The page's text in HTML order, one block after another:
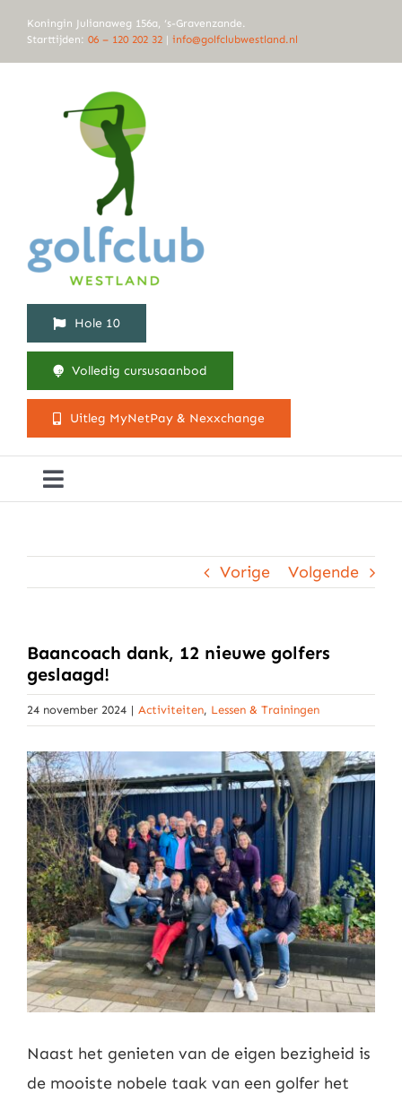
naar
Koningin Julianaweg 156a, ‘s-Gravenzande.
Starttijden: 06 – 120 202 32 | info@golfclubwestland.nl
Hole 10
Volledig cursusaanbod
Uitleg MyNetPay & Nexxchange
Toggle
Lessen
Arrangementen
Activiteitenkalender
Cursusaanbod
Nieuws
Contact
Leden
Vorige Volgende
Baancoach dank, 12 nieuwe golfers
geslaagd!
24 november 2024 | Activiteiten, Lessen & Trainingen
Naast het genieten van de eigen bezigheid is
de mooiste nobele taak van een golfer het